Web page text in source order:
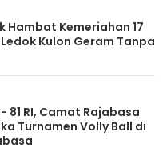
Hambat Kemeriahan 17
Kulon Geram Tanpa
81 RI, Camat Rajabasa
Turnamen Volly Ball di